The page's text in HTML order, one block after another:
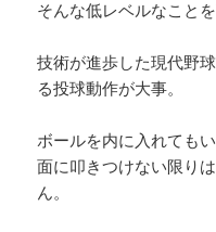
そんな低レベルなこと
技術が進歩した現代野
る投球動作が大事。
ボールを内に入れても
面に叩きつけない限り
ん。